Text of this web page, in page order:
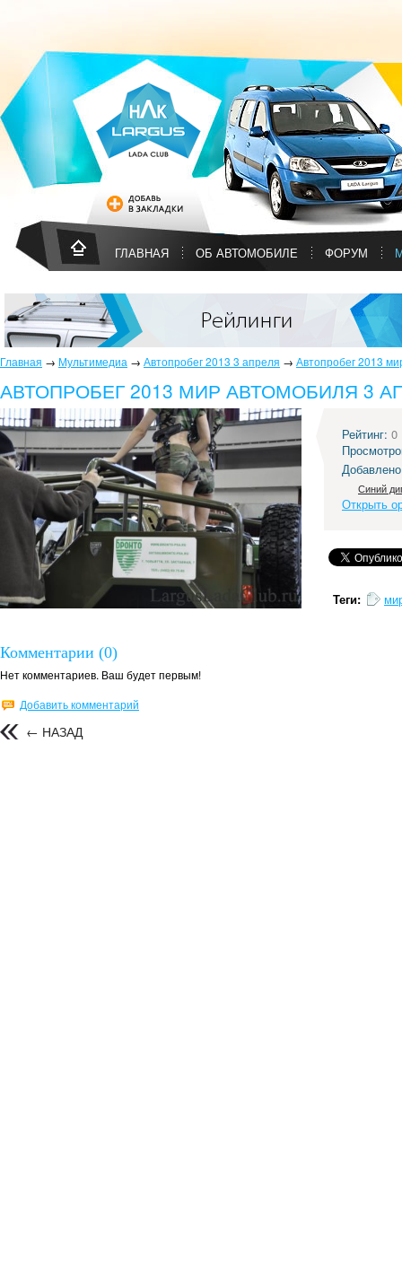
ГЛАВНАЯ ОБ АВТОМОБИЛЕ ФОРУМ
Главная → Мультимедиа → Автопробег 2013 3 апреля → Автопробег 2013
АВТОПРОБЕГ 2013 МИР АВТОМОБИЛЯ 3
Рейтинг: 0
Синий
Открыть
Теги:
Комментарии (0)
Нет комментариев. Ваш будет первым!
Добавить комментарий
← НАЗАД